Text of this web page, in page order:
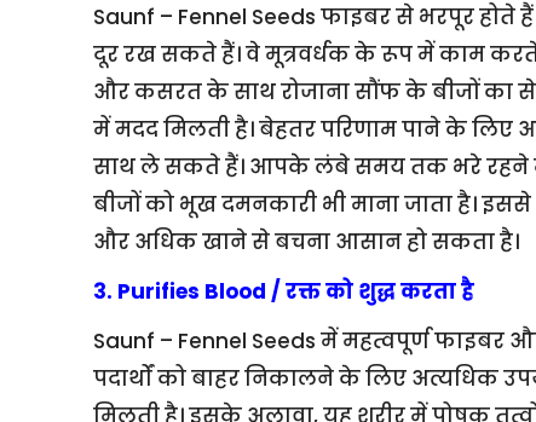
Saunf – Fennel Seeds फाइबर से भरपूर
दूर रख सकते हैं। वे मूत्रवर्धक के रूप में काम
और कसरत के साथ रोजाना सौंफ के बीजों
में मदद मिलती है। बेहतर परिणाम पाने के लिए
साथ ले सकते हैं। आपके लंबे समय तक भरे रहने
बीजों को भूख दमनकारी भी माना जाता है।
और अधिक खाने से बचना आसान हो सकता है।
3. Purifies Blood / रक्त को शुद्ध करता है
Saunf – Fennel Seeds में महत्वपूर्ण
पदार्थों को बाहर निकालने के लिए अत्यधिक
मिलती है। इसके अलावा, यह शरीर में पोषक